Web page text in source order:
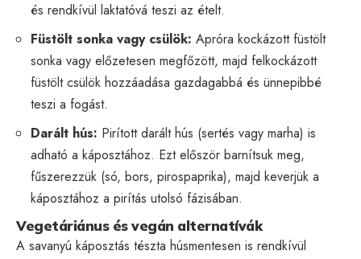
és rendkívül laktatóvá teszi az ételt.
Füstölt sonka vagy csülök: Apróra kockázott füstölt
sonka vagy előzetesen megfőzött, majd felkockázott
füstölt csülök hozzáadása gazdagabbá és ünnepibbé
teszi a fogást.
Darált hús: Pirított darált hús (sertés vagy marha) is
adható a káposztához. Ezt először barnítsuk meg,
fűszerezzük (só, bors, pirospaprika), majd keverjük a
káposztához a pirítás utolsó fázisában.
Vegetáriánus és vegán alternatívák
A savanyú káposztás tészta húsmentesen is rendkívül